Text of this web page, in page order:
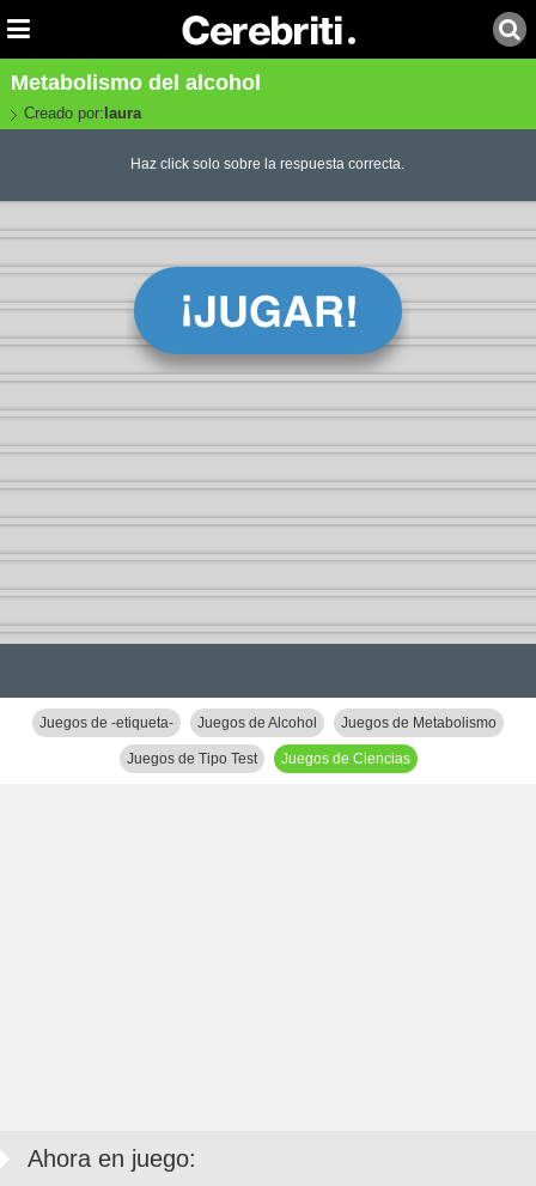
Metabolismo del alcohol
Creado por: laura
Haz click solo sobre la respuesta correcta.
Juegos de -etiqueta- Juegos de Alcohol Juegos de Metabolismo
Juegos de Tipo Test Juegos de Ciencias
Ahora en juego: